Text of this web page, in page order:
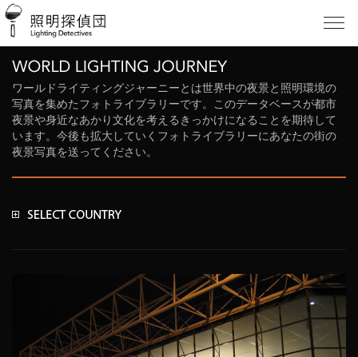
ワールドライティングジャーニーとは世界中の夜景と照明環境の
写真を集めたフォトライブラリーです。このデータベースが都市
夜景や身近なあかり文化を考えるきっかけになることを期待して
います。今後も拡大していくフォトライブラリーにあなたの街の
夜景写真を送ってください。